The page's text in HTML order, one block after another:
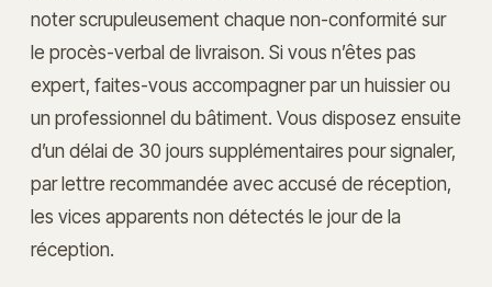
noter scrupuleusement chaque non-conformité sur
le procès-verbal de livraison. Si vous n’êtes pas
expert, faites-vous accompagner par un huissier ou
un professionnel du bâtiment. Vous disposez ensuite
d’un délai de 30 jours supplémentaires pour signaler,
par lettre recommandée avec accusé de réception,
les vices apparents non détectés le jour de la
réception.